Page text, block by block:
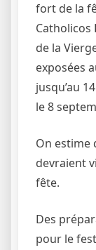
fort de la
Catholicos
de la
exposées
jusqu’au
le 8
On estime
devraient
fête.
Des
pour le